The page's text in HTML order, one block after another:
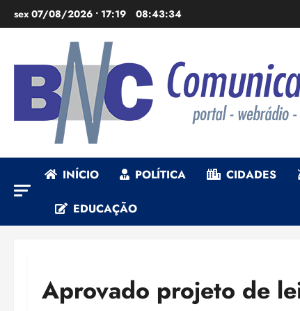
para
sex 07/08/2026 • 17:19 08:43:36
INÍCIO POLÍTICA CIDADES
EDUCAÇÃO
Aprovado projeto de